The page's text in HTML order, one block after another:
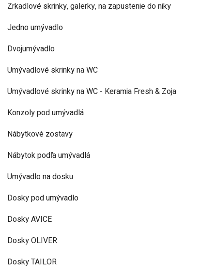
Zrkadlové skrinky, galerky, na zapustenie do niky
Jedno umývadlo
Dvojumývadlo
Umývadlové skrinky na WC
Umývadlové skrinky na WC - Keramia Fresh & Zoja
Konzoly pod umývadlá
Nábytkové zostavy
Nábytok podľa umývadlá
Umývadlo na dosku
Dosky pod umývadlo
Dosky AVICE
Dosky OLIVER
Dosky TAILOR